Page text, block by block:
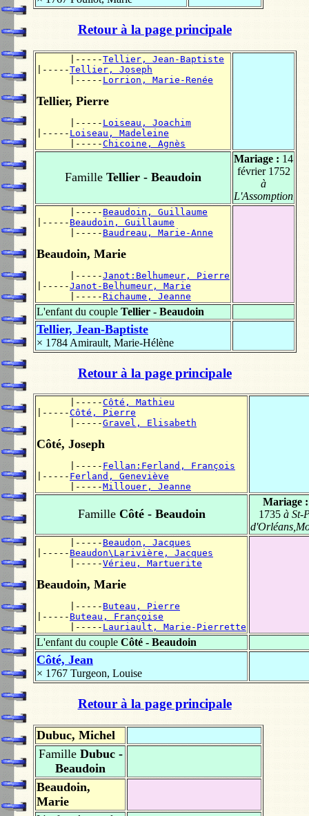
Retour à la page principale
      |-----
Tellier, Jean-Baptiste
|-----Tellier, Joseph
      |-----
Lorrion, Marie-Renée
Tellier, Pierre
      |-----
Loiseau, Joachim
|----- Loiseau, Madeleine
      |-----
Chicoine, Agnès
Famille Tellier - Beaudoin
Mariage : 14
février 1752
à
L'Assomption
      |-----
Beaudoin, Guillaume
|----- Beaudoin, Guillaume
      |-----
Baudreau, Marie-Anne
Beaudoin, Marie
      |-----
Janot:Belhumeur, Pierre
|-----Janot-Belhumeur, Marie
      |-----
Richaume, Jeanne
L'enfant du couple Tellier - Beaudoin
Tellier, Jean-Baptiste
× 1784 Amirault, Marie-Hélène
Retour à la page principale
      |-----
Côté, Mathieu
|-----Côté, Pierre
      |-----
Gravel, Elisabeth
Côté, Joseph
      |-----
Fellan:Ferland, François
|----- Ferland, Geneviève
      |-----
Millouer, Jeanne
FamilleCôté - Beaudoin
Mariage
1735 à St-
      |-----
Beaudon, Jacques
|----- Beaudon\Larivière, Jacques
      |-----
Vérieu, Martuerite
Beaudoin, Marie
      |-----
Buteau, Pierre
|----- Buteau, Françoise
      |-----
Lauriault, Marie-Pierrette
L'enfant du couple Côté - Beaudoin
Côté, Jean
× 1767 Turgeon, Louise
Retour à la page principale
Dubuc, Michel
FamilleDubuc -
Beaudoin
Beaudoin,
Marie